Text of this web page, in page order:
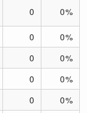
0 0%
0
0%
0
0%
0
0%
0
0%